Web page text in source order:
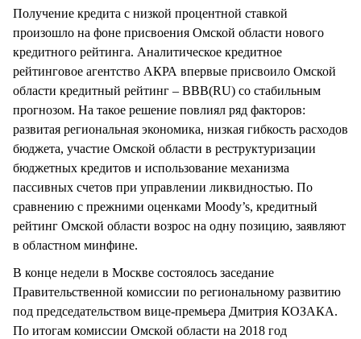
Получение кредита с низкой процентной ставкой
произошло на фоне присвоения Омской области нового
кредитного рейтинга. Аналитическое кредитное
рейтинговое агентство АКРА впервые присвоило Омской
области кредитный рейтинг – BBB(RU) со стабильным
прогнозом. На такое решение повлиял ряд факторов:
развитая региональная экономика, низкая гибкость расходов
бюджета, участие Омской области в реструктуризации
бюджетных кредитов и использование механизма
пассивных счетов при управлении ликвидностью. По
сравнению с прежними оценками Moody’s, кредитный
рейтинг Омской области возрос на одну позицию, заявляют
в областном минфине.
В конце недели в Москве состоялось заседание
Правительственной комиссии по региональному развитию
под председательством вице-премьера Дмитрия КОЗАКА.
По итогам комиссии Омской области на 2018 год